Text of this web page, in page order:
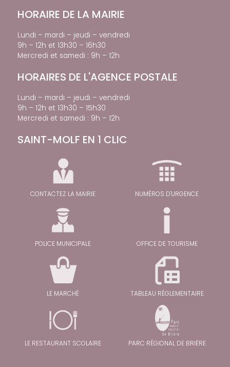
HORAIRE DE LA MAIRIE
Lundi – mardi – jeudi – vendredi
9h – 12h et 13h30 – 16h30
Mercredi et samedi : 9h – 12h
HORAIRES DE L'AGENCE POSTALE
Lundi – mardi – jeudi – vendredi
9h – 12h et 13h30 – 15h30
Mercredi et samedi : 9h – 12h
SAINT-MOLF EN 1 CLIC
CONTACTEZ LA MAIRIE NUMÉROS D'URGENCE
POLICE MUNICIPALE OFFICE DE TOURISME
LE MARCHÉ TABLEAU RÉGLEMENTAIRE
LE RESTAURANT SCOLAIRE PARC RÉGIONAL DE BRIÈRE